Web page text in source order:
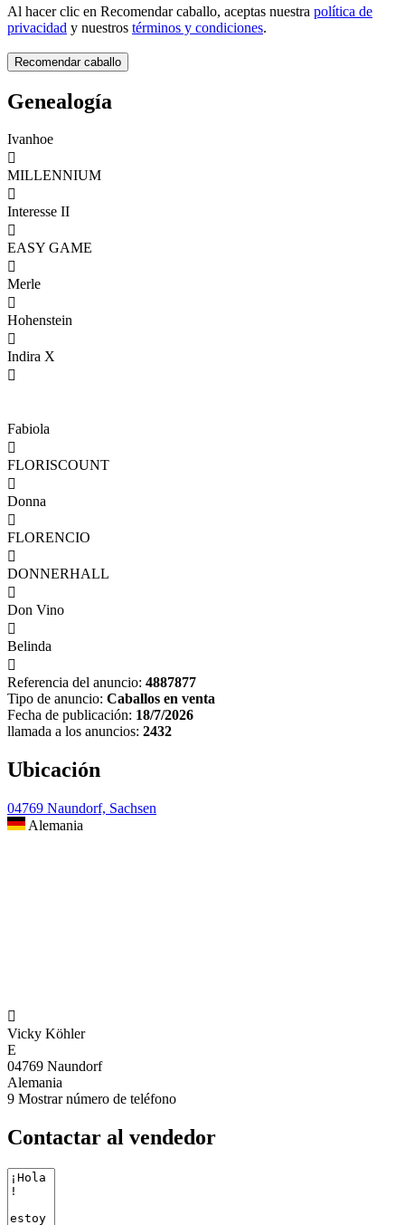
Al hacer clic en Recomendar caballo, aceptas nuestra política de
privacidad y nuestros términos y condiciones.
Genealogía
Ivanhoe

MILLENNIUM

Interesse II

EASY GAME

Merle

Hohenstein

Indira X

Fabiola

FLORISCOUNT

Donna

FLORENCIO

DONNERHALL

Don Vino

Belinda

Referencia del anuncio: 4887877
Tipo de anuncio: Caballos en venta
Fecha de publicación: 18/7/2026
llamada a los anuncios: 2432
Ubicación
04769 Naundorf, Sachsen
Alemania

Vicky Köhler
E
04769 Naundorf
Alemania
9 Mostrar número de teléfono
Contactar al vendedor